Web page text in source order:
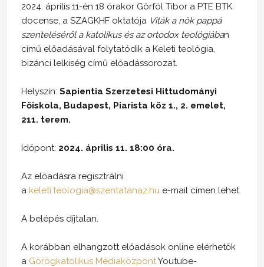
2024. április 11-én 18 órakor Görföl Tibor a PTE BTK
docense, a SZAGKHF oktatója Viták a nők pappá
szenteléséről a katolikus és az ortodox teológiában
című előadásával folytatódik a Keleti teológia,
bizánci lelkiség című előadássorozat.
Helyszín: Sapientia Szerzetesi Hittudományi
Főiskola, Budapest, Piarista köz 1., 2. emelet,
211. terem.
Időpont: 2024. április 11. 18:00 óra.
Az előadásra regisztrálni
a keleti.teologia@szentatanaz.hu e-mail címen lehet.
A belépés díjtalan.
A korábban elhangzott előadások online elérhetők
a Görögkatolikus MédiaközpontYoutube-